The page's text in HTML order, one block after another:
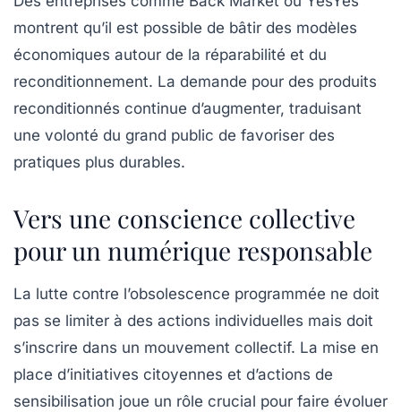
montrent qu’il est possible de bâtir des modèles
économiques autour de la réparabilité et du
reconditionnement. La demande pour des produits
reconditionnés continue d’augmenter, traduisant
une volonté du grand public de favoriser des
pratiques plus durables.
Vers une conscience collective
pour un numérique responsable
La lutte contre l’obsolescence programmée ne doit
pas se limiter à des actions individuelles mais doit
s’inscrire dans un mouvement collectif. La mise en
place d’initiatives citoyennes et d’actions de
sensibilisation joue un rôle crucial pour faire évoluer